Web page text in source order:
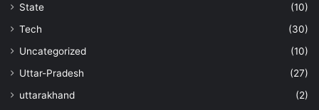
State
(10)
Tech
(30)
Uncategorized
(10)
Uttar-Pradesh
(27)
uttarakhand
(2)